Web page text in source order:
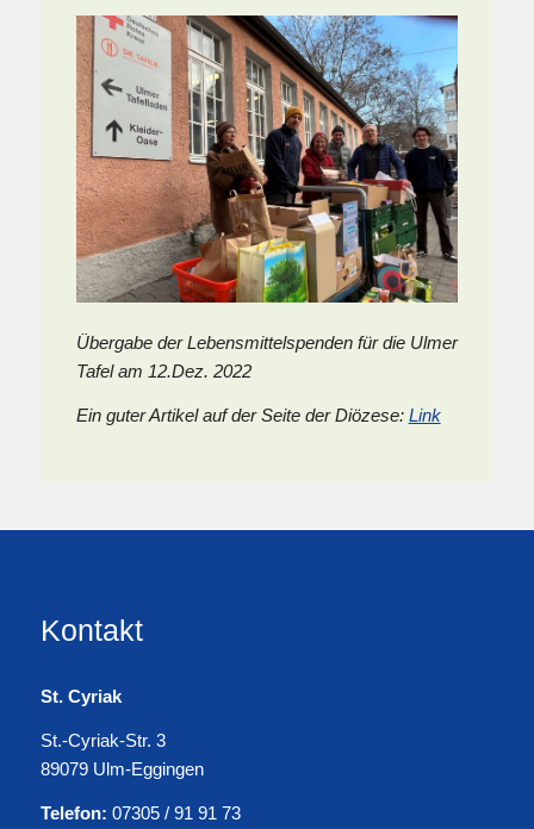
Übergabe der Lebensmittelspenden für die Ulmer
Tafel am 12.Dez. 2022
Ein guter Artikel auf der Seite der Diözese: Link
Kontakt
St. Cyriak
St.-Cyriak-Str. 3
89079 Ulm-Eggingen
Telefon: 07305 / 91 91 73